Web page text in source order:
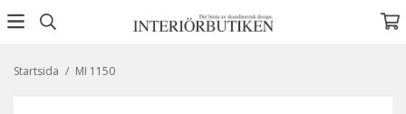
Startsida / MI 1150